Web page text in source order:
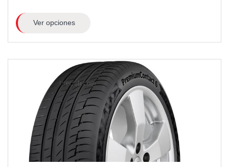
Ver opciones